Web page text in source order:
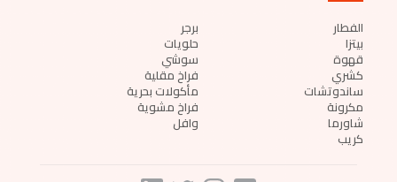
الفطار برجر
بيتزا حلويات
قهوة سوشي
كشري فراخ مقلية
ساندوتشات مأكولات بحرية
مكرونة فراخ مشوية
شاورما وافل
كريب